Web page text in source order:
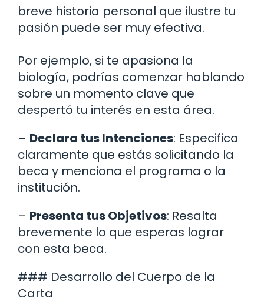
breve historia personal que ilustre tu
pasión puede ser muy efectiva.
Por ejemplo, si te apasiona la
biología, podrías comenzar hablando
sobre un momento clave que
despertó tu interés en esta área.
– Declara tus Intenciones: Especifica
claramente que estás solicitando la
beca y menciona el programa o la
institución.
– Presenta tus Objetivos: Resalta
brevemente lo que esperas lograr
con esta beca.
### Desarrollo del Cuerpo de la
Carta